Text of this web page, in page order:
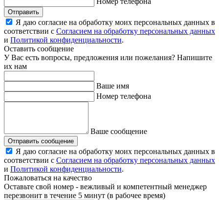
Отправить
Я даю согласие на обработку моих персональных данных в
соответствии с Согласием на обработку персональных данных
и Политикой конфиденциальности.
Оставить сообщение
У Вас есть вопросы, предложения или пожелания? Напишите
их нам
Ваше имя
Номер телефона
Ваше сообщение
Отправить сообщение
Я даю согласие на обработку моих персональных данных в
соответствии с Согласием на обработку персональных данных
и Политикой конфиденциальности.
Пожаловаться на качество
Оставьте свой номер - вежливый и компетентный менеджер
перезвонит в течение 5 минут (в рабочее время)